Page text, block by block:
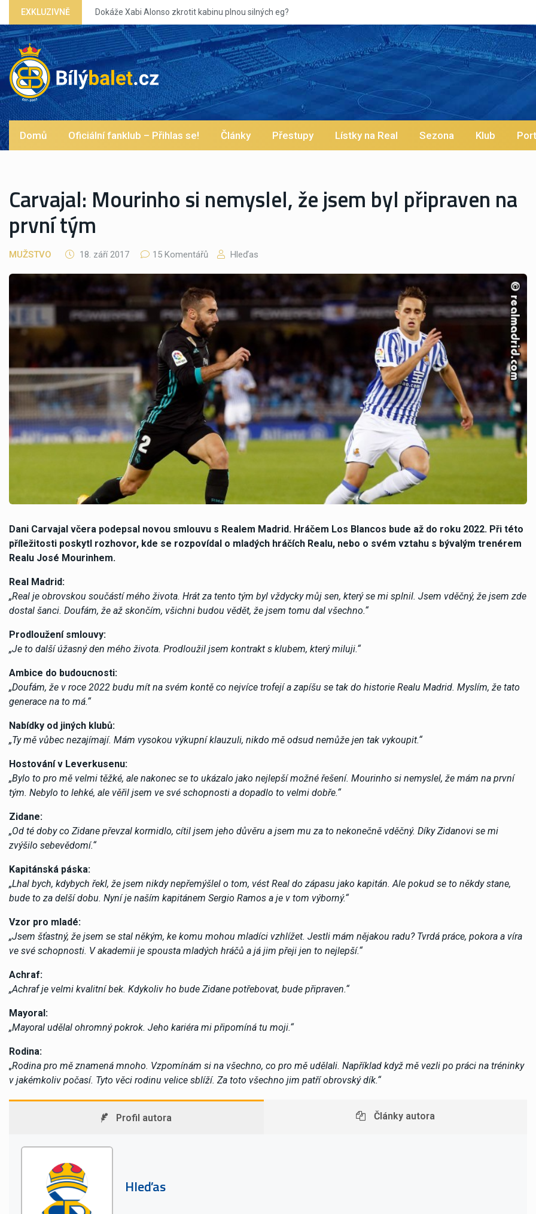
EXKLUZIVNĚ
eg? Vypískaný Vinícius! Blíží se jeho odchod z
Domů Oficiální fanklub – Přihlas se! Články Přestupy Lístky na Real Sezona Klub
Carvajal: Mourinho si nemyslel, že jsem byl připraven na
první tým
MUŽSTVO 18. září 2017 15 Komentářů Hleďas
Dani Carvajal včera podepsal novou smlouvu s Realem Madrid. Hráčem Los Blancos bude až do roku 2022. Při této
příležitosti poskytl rozhovor, kde se rozpovídal o mladých hráčích Realu, nebo o svém vztahu s bývalým trenérem
Realu José Mourinhem.
Real Madrid:
„Real je obrovskou součástí mého života. Hrát za tento tým byl vždycky můj sen, který se mi splnil. Jsem vděčný, že jsem zde
dostal šanci. Doufám, že až skončím, všichni budou vědět, že jsem tomu dal všechno.“
Prodloužení smlouvy:
„Je to další úžasný den mého života. Prodloužil jsem kontrakt s klubem, který miluji.“
Ambice do budoucnosti:
„Doufám, že v roce 2022 budu mít na svém kontě co nejvíce trofejí a zapíšu se tak do historie Realu Madrid. Myslím, že tato
generace na to má.“
Nabídky od jiných klubů:
„Ty mě vůbec nezajímají. Mám vysokou výkupní klauzuli, nikdo mě odsud nemůže jen tak vykoupit.“
Hostování v Leverkusenu:
„Bylo to pro mě velmi těžké, ale nakonec se to ukázalo jako nejlepší možné řešení. Mourinho si nemyslel, že mám na první
tým. Nebylo to lehké, ale věřil jsem ve své schopnosti a dopadlo to velmi dobře.“
Zidane:
„Od té doby co Zidane převzal kormidlo, cítil jsem jeho důvěru a jsem mu za to nekonečně vděčný. Díky Zidanovi se mi
zvýšilo sebevědomí.“
Kapitánská páska:
„Lhal bych, kdybych řekl, že jsem nikdy nepřemýšlel o tom, vést Real do zápasu jako kapitán. Ale pokud se to někdy stane,
bude to za delší dobu. Nyní je naším kapitánem Sergio Ramos a je v tom výborný.“
Vzor pro mladé:
„Jsem šťastný, že jsem se stal někým, ke komu mohou mladíci vzhlížet. Jestli mám nějakou radu? Tvrdá práce, pokora a víra
ve své schopnosti. V akademii je spousta mladých hráčů a já jim přeji jen to nejlepší.“
Achraf:
„Achraf je velmi kvalitní bek. Kdykoliv ho bude Zidane potřebovat, bude připraven.“
Mayoral:
„Mayoral udělal ohromný pokrok. Jeho kariéra mi připomíná tu moji.“
Rodina:
„Rodina pro mě znamená mnoho. Vzpomínám si na všechno, co pro mě udělali. Například když mě vezli po práci na tréninky
v jakémkoliv počasí. Tyto věci rodinu velice sblíží. Za toto všechno jim patří obrovský dík.“
Profil autora Články autora
Hleďas